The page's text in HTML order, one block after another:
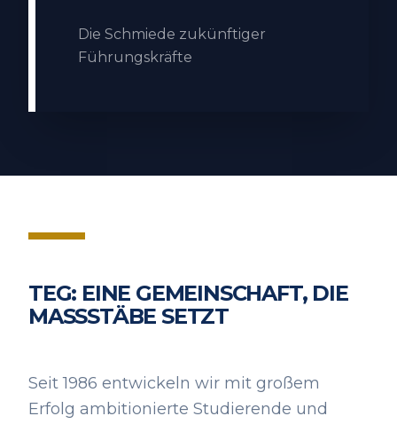
Die Schmiede zukünftiger
Führungskräfte
TEG: EINE GEMEINSCHAFT, DIE
MASSSTÄBE SETZT
Seit 1986 entwickeln wir mit großem
Erfolg ambitionierte Studierende und